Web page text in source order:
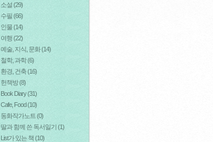
소설 (29)
수필(66)
인물(14)
여행(22)
예술, 지식, 문화(14)
철학, 과학(6)
환경, 건축(16)
헌책방(8)
Book Diary(31)
Cafe, Food(10)
동화작가노트 (0)
딸과 함께 쓴 독서일기(1)
List가 있는 책(10)